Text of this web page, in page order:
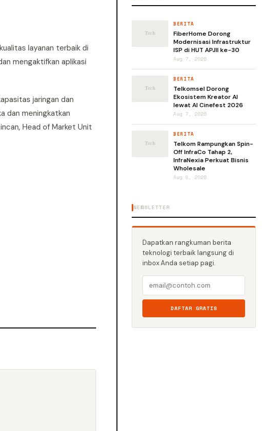
layanan terbaik di
mengaktifkan aplikasi
jaringan dan
dan meningkatkan
Head of Market Unit
BERITA
FiberHome Dorong
Modernisasi Infrastruktur
ISP di HUT APJII ke-30
Aug 7, 2026
BERITA
Telkomsel Dorong
Ekosistem Kreator AI
lewat AI Cinefest 2026
Aug 7, 2026
BERITA
Telkom Rampungkan Spin-
Off InfraCo Tahap 2,
InfraNexia Perkuat Bisnis
Wholesale
Aug 8, 2026
NEWSLETTER
Dapatkan rangkuman berita
teknologi terbaik langsung di
inbox Anda setiap pagi.
DAFTAR GRATIS